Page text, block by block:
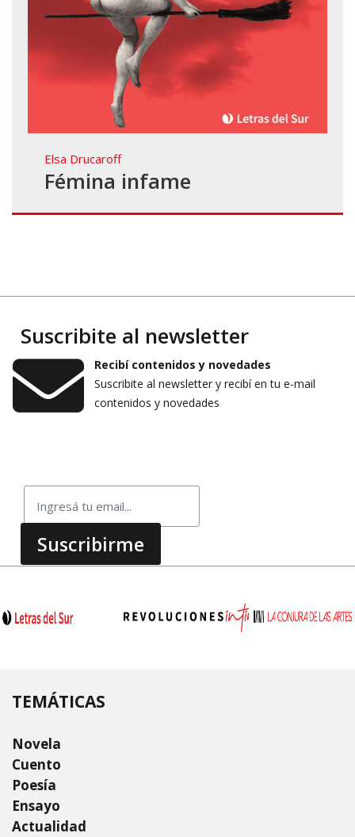
Elsa Drucaroff
Fémina infame
Suscribite al newsletter
Recibí contenidos y novedades
Suscribite al newsletter y recibí en tu e-mail
contenidos y novedades
TEMÁTICAS
Novela
Cuento
Poesía
Ensayo
Actualidad